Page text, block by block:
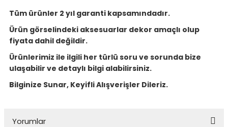
Tüm ürünler 2 yıl garanti kapsamındadır.
Ürün görselindeki aksesuarlar dekor amaçlı olup
fiyata dahil değildir.
Ürünlerimiz ile ilgili her türlü soru ve sorunda bize
ulaşabilir ve detaylı bilgi alabilirsiniz.
Bilginize Sunar, Keyifli Alışverişler Dileriz.
Yorumlar